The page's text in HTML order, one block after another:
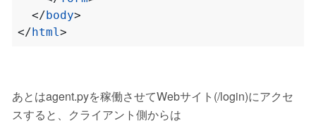
</body>
</html >
あとはagent.pyを稼働させてWebサイト(/login)にアクセ
スすると、クライアント側からは